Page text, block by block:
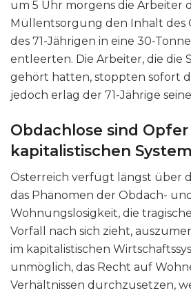
um 5 Uhr morgens die Arbeiter
Müllentsorgung den Inhalt des
des 71-Jährigen in eine 30-
entleerten. Die Arbeiter, die die
gehört hatten, stoppten sofort
jedoch erlag der 71-Jährige
Obdachlose sind
kapitalistischen
Österreich verfügt längst über
das Phänomen der Obdach- und
Wohnungslosigkeit, die
Vorfall nach sich zieht,
im kapitalistischen
unmöglich, das Recht auf
Verhältnissen durchzusetzen,